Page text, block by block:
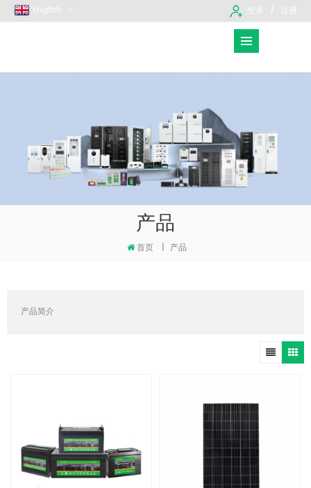
登录 注册
English
产品
首页 | 产品
产品简介